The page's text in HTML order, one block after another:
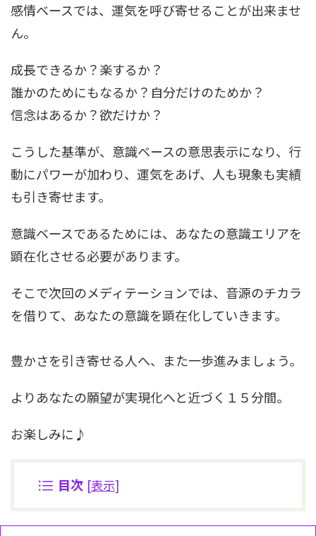
感情ベースでは、運気を呼び寄せることが出来ませ
ん。
成長できるか？楽するか？
誰かのためにもなるか？自分だけのためか？
信念はあるか？欲だけか？
こうした基準が、意識ベースの意思表示になり、行
動にパワーが加わり、運気をあげ、人も現象も実績
も引き寄せます。
意識ベースであるためには、あなたの意識エリアを
顕在化させる必要があります。
そこで次回のメディテーションでは、音源のチカラ
を借りて、あなたの意識を顕在化していきます。
豊かさを引き寄せる人へ、また一歩進みましょう。
よりあなたの願望が実現化へと近づく１５分間。
お楽しみに♪
目次 [表示]